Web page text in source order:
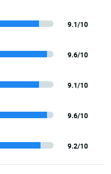
9.1/10
9.6/10
9.1/10
9.6/10
9.2/10